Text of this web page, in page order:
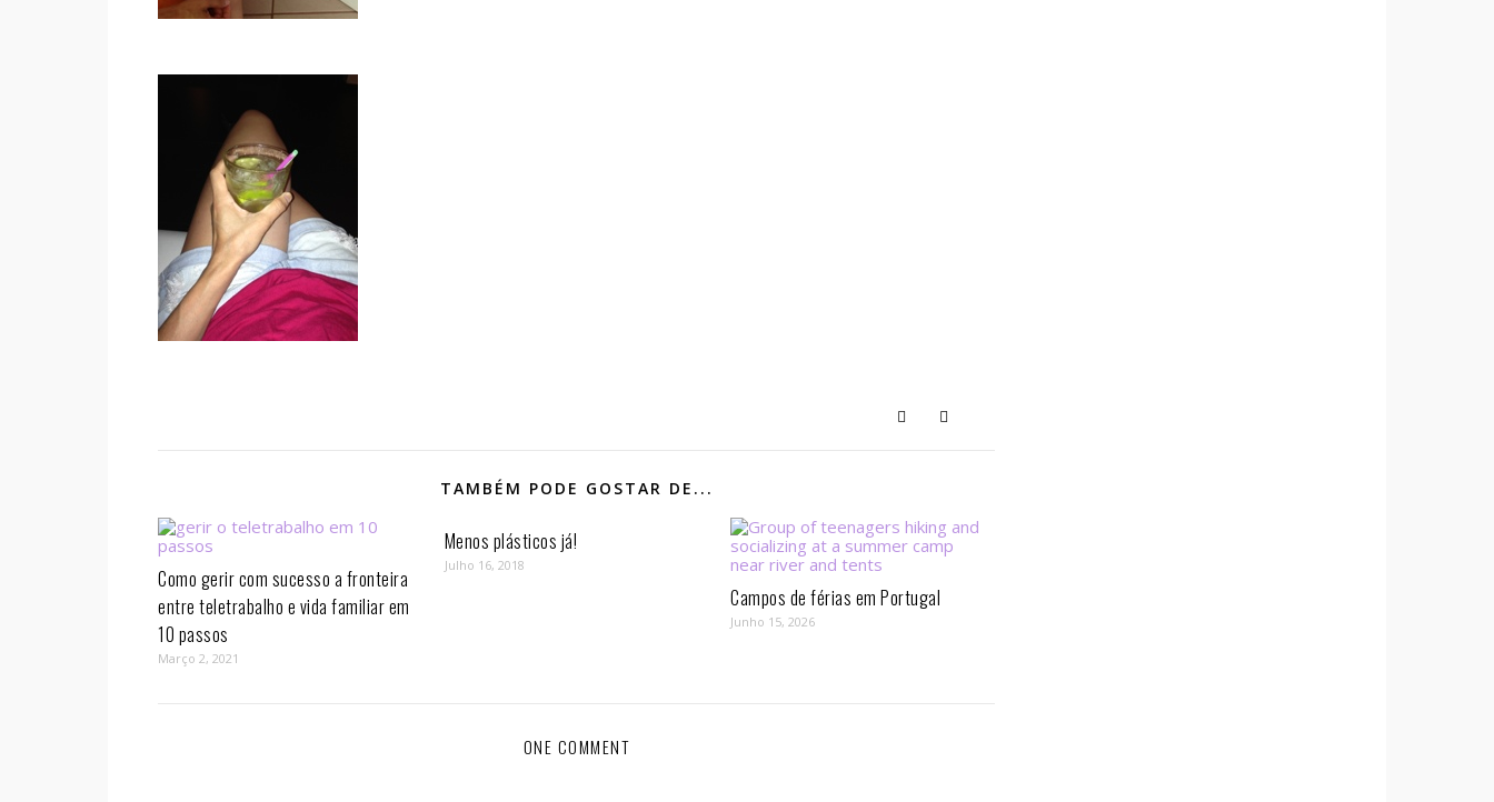
TAMBÉM PODE GOSTAR DE...
Como gerir com sucesso a fronteira
entre teletrabalho e vida familiar em
10 passos⁣
Março 2, 2021
Menos plásticos já!
Julho 16, 2018
Campos de férias em Portugal
Junho 15, 2026
ONE COMMENT